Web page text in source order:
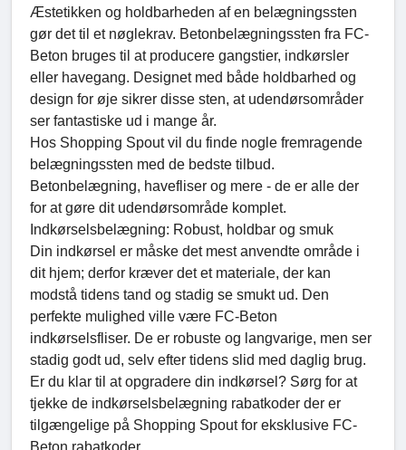
Æstetikken og holdbarheden af en belægningssten
gør det til et nøglekrav. Betonbelægningssten fra FC-
Beton bruges til at producere gangstier, indkørsler
eller havegang. Designet med både holdbarhed og
design for øje sikrer disse sten, at udendørsområder
ser fantastiske ud i mange år.
Hos Shopping Spout vil du finde nogle fremragende
belægningssten med de bedste tilbud.
Betonbelægning, havefliser og mere - de er alle der
for at gøre dit udendørsområde komplet.
Indkørselsbelægning: Robust, holdbar og smuk
Din indkørsel er måske det mest anvendte område i
dit hjem; derfor kræver det et materiale, der kan
modstå tidens tand og stadig se smukt ud. Den
perfekte mulighed ville være FC-Beton
indkørselsfliser. De er robuste og langvarige, men ser
stadig godt ud, selv efter tidens slid med daglig brug.
Er du klar til at opgradere din indkørsel? Sørg for at
tjekke de indkørselsbelægning rabatkoder der er
tilgængelige på Shopping Spout for eksklusive FC-